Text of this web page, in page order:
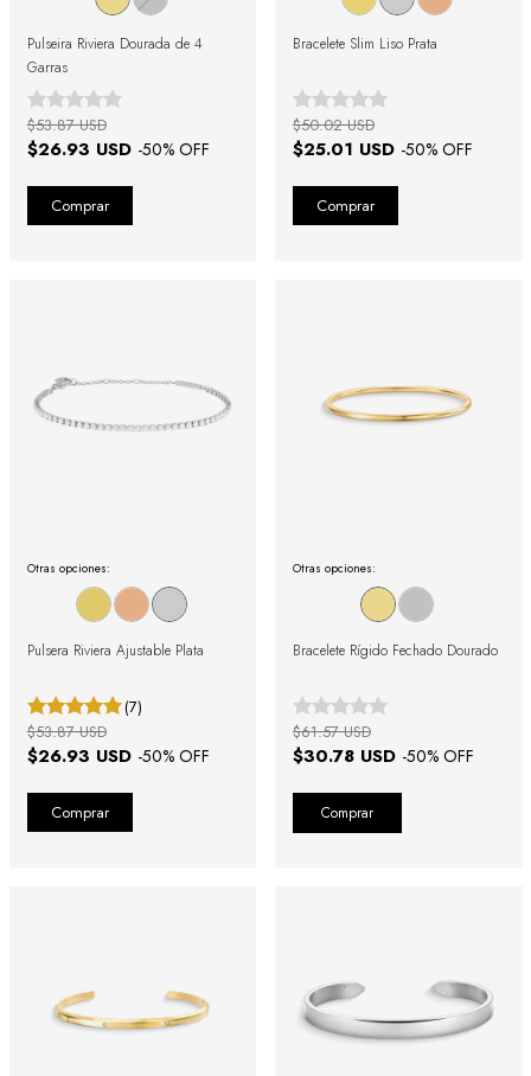
Pulseira Riviera Dourada de 4
Garras
$26.93 USD -50% OFF
$53.87 USD
Bracelete Slim Liso Prata
$25.01 USD -50% OFF
$50.02 USD
Otras opciones:
Pulsera Riviera Ajustable Plata
(7)
$26.93 USD -50% OFF
$53.87 USD
Otras opciones:
Bracelete Rígido Fechado Dourado
$30.78 USD -50% OFF
$61.57 USD
Comprar